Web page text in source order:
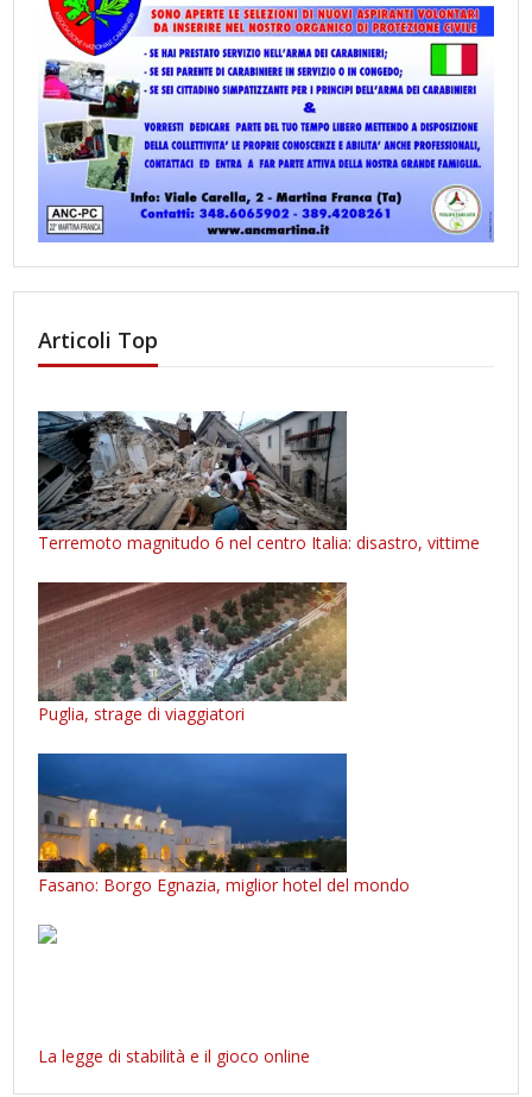
Articoli Top
Terremoto magnitudo 6 nel centro Italia: disastro, vittime
Puglia, strage di viaggiatori
Fasano: Borgo Egnazia, miglior hotel del mondo
La legge di stabilità e il gioco online